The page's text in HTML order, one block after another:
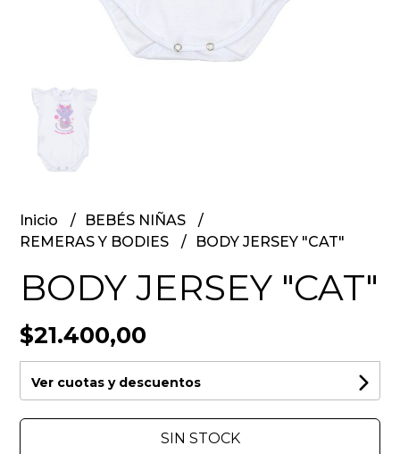
Inicio
BEBÉS NIÑAS
REMERAS Y BODIES
BODY JERSEY "CAT"
BODY JERSEY "CAT"
$21.400,00
Ver cuotas y descuentos
SIN STOCK